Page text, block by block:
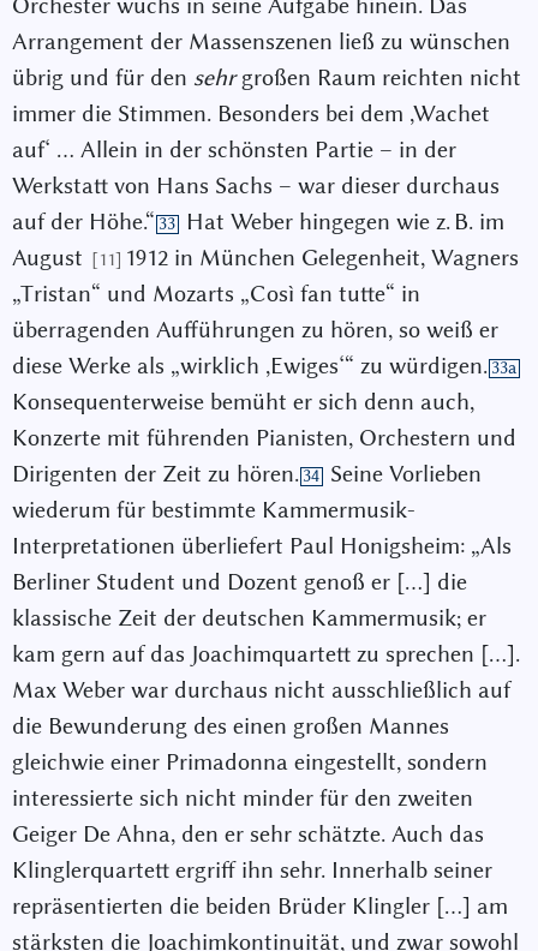
Arrangement der Massenszenen ließ zu wünschen
übrig und für den sehrgroßen Raum reichten nicht
immer die Stimmen. Besonders bei dem ,Wachet
auf‘ … Allein in der schönsten Partie – in der
Werkstatt von Hans Sachs – war dieser durchaus
auf der Höhe.“ 33
Hat Weber hingegen wie z. B. im
August [11] 1912 in München Gelegenheit, Wagners
„Tristan“ und Mozarts „Così fan tutte“ in
überragenden Aufführungen zu hören, so weiß er
diese Werke als „wirklich ,Ewiges‘“ zu würdigen. 33a
Konsequenterweise bemüht er sich denn auch,
Konzerte mit führenden Pianisten, Orchestern und
Dirigenten der Zeit zu hören. 34 Seine Vorlieben
wiederum für bestimmte Kammermusik-
Interpretationen überliefert Paul Honigsheim: „Als
Berliner Student und Dozent genoß er […] die
klassische Zeit der deutschen Kammermusik; er
kam gern auf das Joachimquartett zu sprechen […].
Max Weber war durchaus nicht ausschließlich auf
die Bewunderung des einen großen Mannes
gleichwie einer Primadonna eingestellt, sondern
interessierte sich nicht minder für den zweiten
Geiger De Ahna, den er sehr schätzte. Auch das
Klinglerquartett ergriff ihn sehr. Innerhalb seiner
repräsentierten die beiden Brüder Klingler […] am
stärksten die Joachimkontinuität, und zwar sowohl